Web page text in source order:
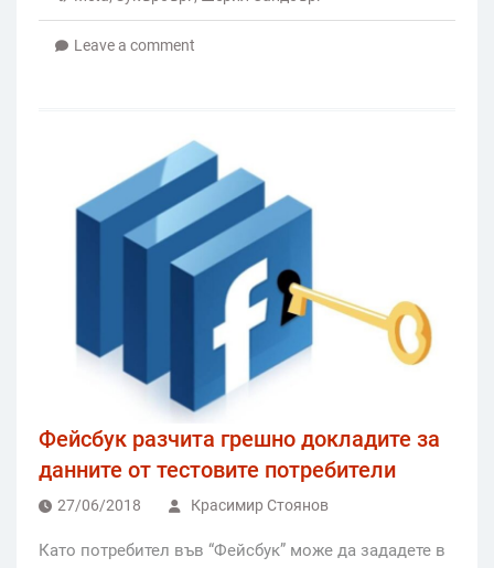
Leave a comment
Фейсбук разчита грешно докладите за
данните от тестовите потребители
27/06/2018 Красимир Стоянов
Като потребител във “Фейсбук” може да зададете в